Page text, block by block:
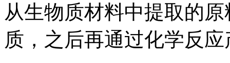
从生物质材料中提取的
质，之后再通过化学反